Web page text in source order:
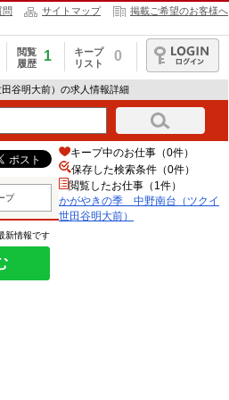
問 サイトマップ 掲載ご希望のお客様へ
閲覧
履歴
1
キープ
リスト
0
ログイン
谷明大前）の求人情報詳細
プ
新情報です
キープ中のお仕事（0件）
保存した検索条件（0件）
閲覧したお仕事（1件）
かがやきの季 中野南台（ツクイ
世田谷明大前）